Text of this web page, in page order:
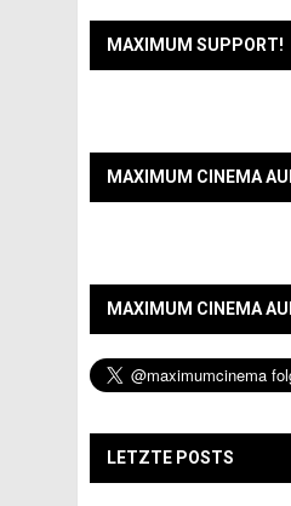
MAXIMUM SUPPORT!
MAXIMUM CINEMA
MAXIMUM CINEMA
LETZTE POSTS